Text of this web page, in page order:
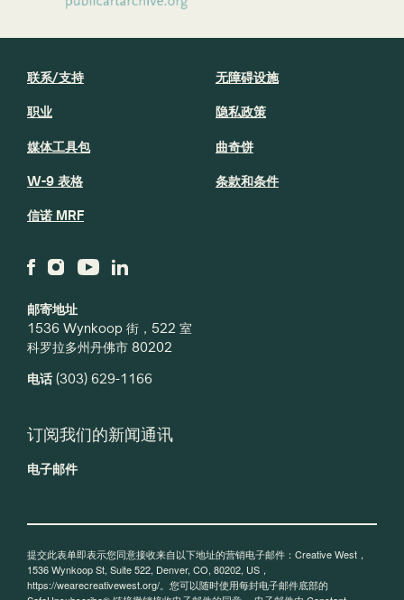
邮寄地址
1536 Wynkoop 街，522 室
科罗拉多州丹佛市 80202
电话(303) 629-1166
联系/支持
职业
媒体工具包
W-9 表格
信诺 MRF
无障碍设施
隐私政策
曲奇饼
条款和条件
订阅我们的新闻通讯
电子邮件
提交此表单即表示您同意接收来自以下地址的营销电子邮件：Creative West，
1536 Wynkoop St, Suite 522, Denver, CO, 80202, US，
https://wearecreativewest.org/。您可以随时使用每封电子邮件底部的